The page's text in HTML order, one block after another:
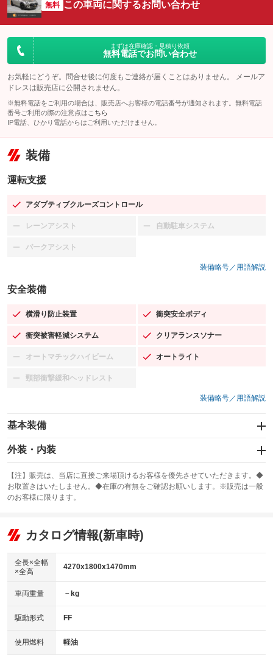
無料 この車両に関するお問い合わせ
まずは在庫確認・見積り依頼
無料電話でお問い合わせ
お気軽にどうぞ。問合せ後に何度もご連絡が届くことはありません。 メールア
ドレスは販売店に公開されません。
※無料電話をご利用の場合は、販売店へお客様の電話番号が通知されます。無料電話
番号ご利用の際の注意点は こちら
IP電話、ひかり電話からはご利用いただけません。
装備
運転支援
アダプティブクルーズコントロール
：装備あり
レーンアシスト
：装備なし 自動駐車システム
：装備なし
パークアシスト
：装備なし
装備略号／用語解説
安全装備
横滑り防止装置
：装備あり 衝突安全ボディ
：装備あり
衝突被害軽減システム
：装備あり クリアランスソナー
：装備あり
オートマチックハイビーム
：装備なし オートライト
：装備あり
頸部衝撃緩和ヘッドレスト
：装備なし
装備略号／用語解説
基本装備
エアバッグ：運転席/助手席/サイド
：装備あり
：装備なし
サンルーフ
：装備なし ABS
リフトアップ
：装備なし
：装備なし
パワーウィンドウ
アイドリングストップ
：装備あり
USB入力端子
：装備あり
100V電源
：装備あり
外装・内装
カーナビ：HDDナビ
：装備あり
TV
：装備なし
ビジュアル
：装備なし
：装備あり
革シート
キーレス
HID(キセノンライト)
：装備なし
バックカメラ
：装備あり
【注】販売は、当店に直接ご来場頂けるお客様を優先させていただきます。◆
お取置きはいたしません。◆在庫の有無をご確認お願いします。※販売は一般
のお客様に限ります。
カタログ情報(新車時)
全長×全幅
×全高
4270x1800x1470mm
車両重量 －kg
駆動形式 FF
使用燃料 軽油